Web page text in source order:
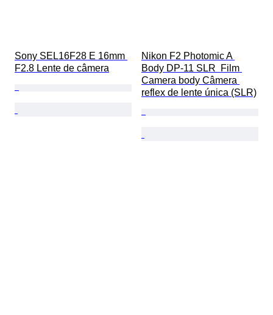
Sony SEL16F28 E 16mm
F2.8 Lente de câmera
Nikon F2 Photomic A
Body DP-11 SLR  Film
Camera body Câmera
reflex de lente única (SLR)